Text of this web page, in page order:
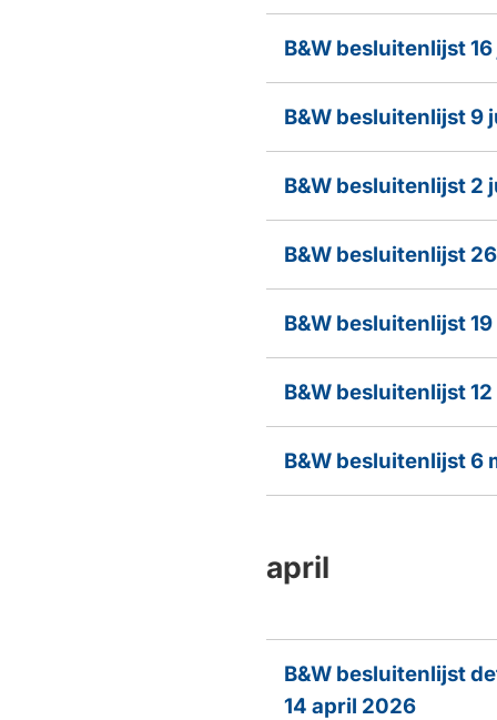
B&W besluitenlijst
B&W besluitenlijst 9
B&W besluitenlijst 2
B&W besluitenlijst
B&W besluitenlijst
B&W besluitenlijst
B&W besluitenlijst 6
april
B&W besluitenlijst
14 april 2026